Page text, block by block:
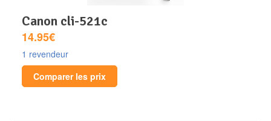
canon cli-521c
14.95€
1 revendeur
Comparer les prix